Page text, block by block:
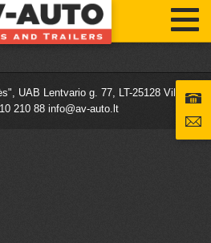
UAB Lentvario g. 77, LT-25128 Vilnius
210 88 info@av-auto.lt